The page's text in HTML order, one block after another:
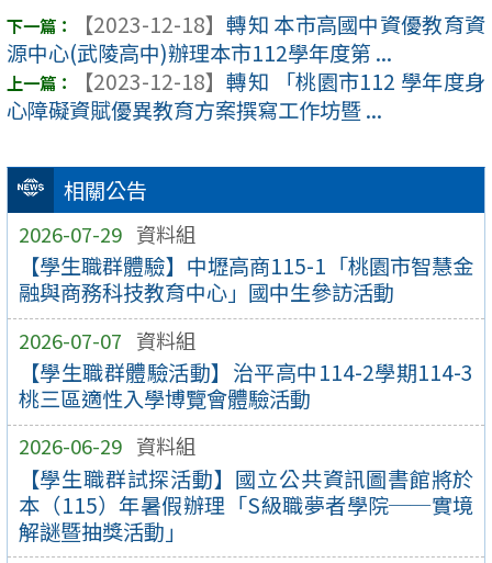
相關公告
2026-07-29 資料組
【學生職群體驗】中壢高商115-1「桃園市智慧金
融與商務科技教育中心」國中生參訪活動
2026-07-07 資料組
【學生職群體驗活動】治平高中114-2學期114-3
桃三區適性入學博覽會體驗活動
2026-06-29 資料組
【學生職群試探活動】國立公共資訊圖書館將於
本（115）年暑假辦理「S級職夢者學院──實境
解謎暨抽獎活動」
【2023-12-18】 轉知 本市高國中資優教育資
源中心(武陵高中)辦理本市112學年度第 ...
【2023-12-18】 轉知 「桃園市112 學年度身
心障礙資賦優異教育方案撰寫工作坊暨 ...